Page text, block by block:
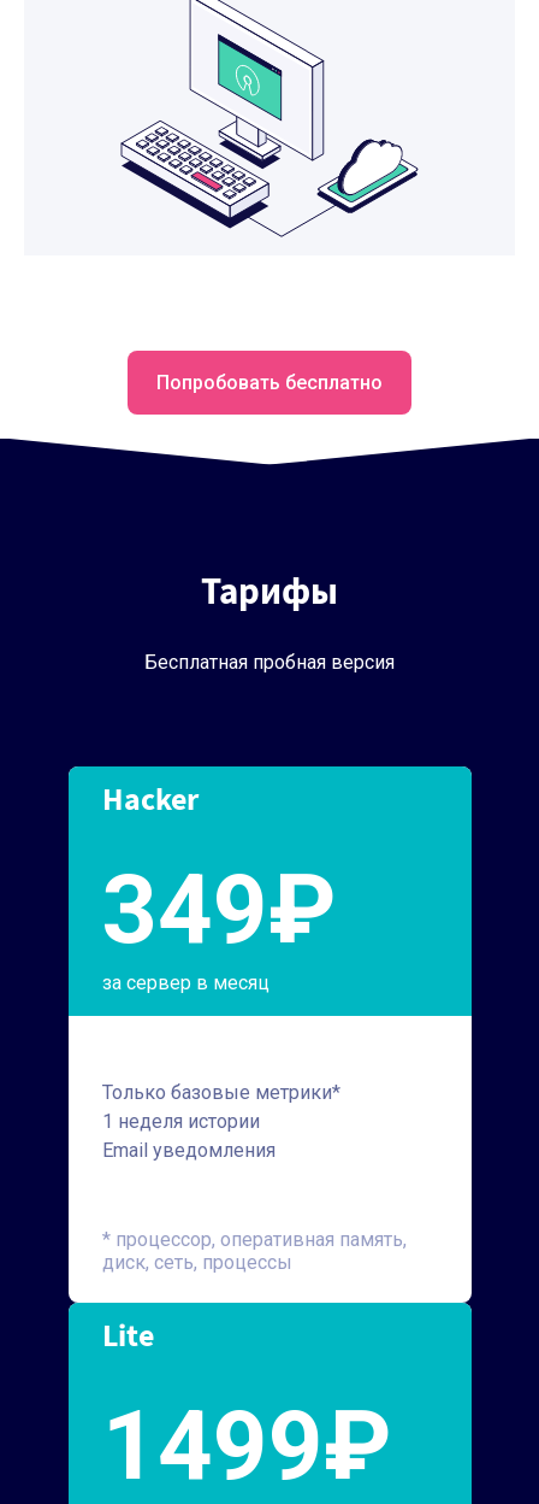
Попробовать бесплатно
Тарифы
Бесплатная пробная версия
Hacker
349₽
за сервер в месяц
Только базовые метрики*
1 неделя истории
Email уведомления
* процессор, оперативная память,
диск, сеть, процессы
Lite
1499₽